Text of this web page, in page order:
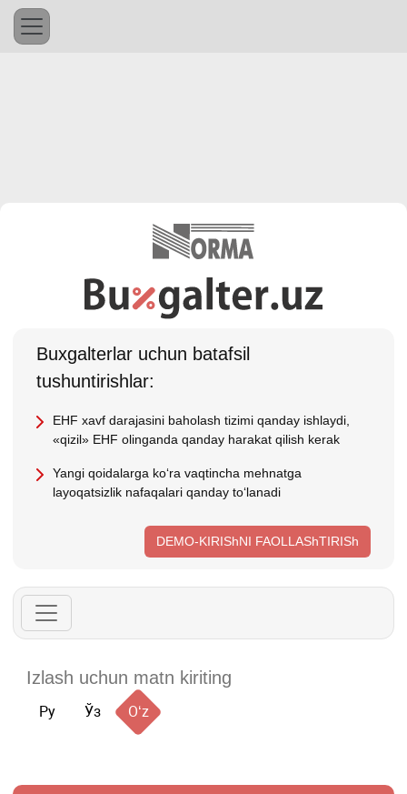
Buхgalterlar uchun batafsil
tushuntirishlar:
EHF хavf darajasini baholash tizimi qanday ishlaydi,
«qizil» EHF olinganda qanday harakat qilish kerak
Yangi qoidalarga koʻra vaqtincha mehnatga
layoqatsizlik nafaqalari qanday toʻlanadi
DEMO-KIRIShNI FAOLLAShTIRISh
Ру Ўз Oʻz